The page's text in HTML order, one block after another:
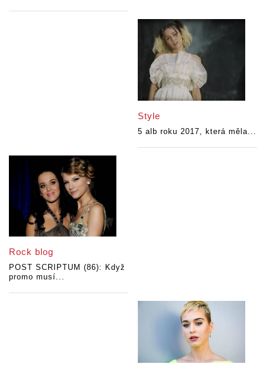
Style
5 alb roku 2017, která měla...
Rock blog
POST SCRIPTUM (86): Když
promo musí...